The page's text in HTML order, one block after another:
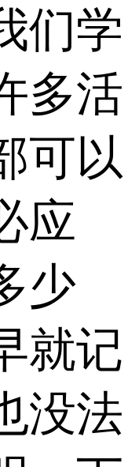
们学
多活
可以
应
少
就记
没法